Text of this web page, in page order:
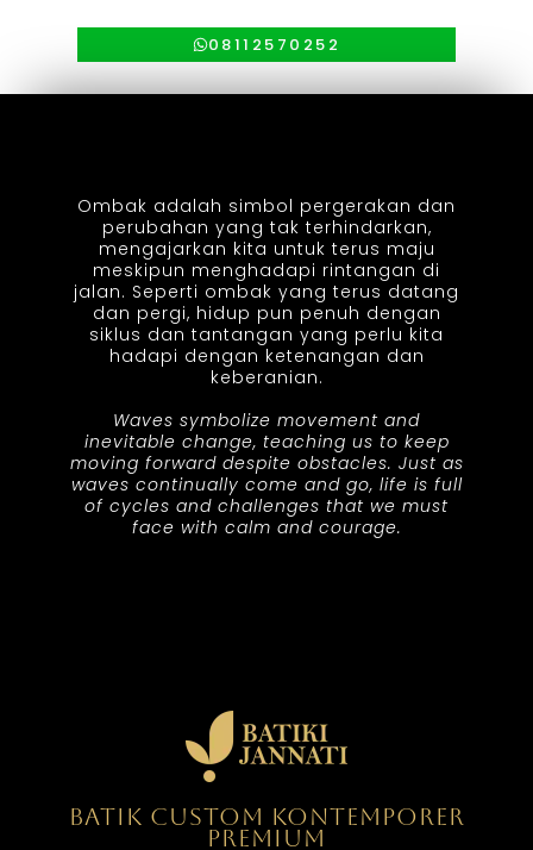
08112570252
Ombak adalah simbol pergerakan dan
perubahan yang tak terhindarkan,
mengajarkan kita untuk terus maju
meskipun menghadapi rintangan di
jalan. Seperti ombak yang terus datang
dan pergi, hidup pun penuh dengan
siklus dan tantangan yang perlu kita
hadapi dengan ketenangan dan
keberanian.
Waves symbolize movement and
inevitable change, teaching us to keep
moving forward despite obstacles. Just as
waves continually come and go, life is full
of cycles and challenges that we must
face with calm and courage.
BATIK CUSTOM KONTEMPORER
PREMIUM